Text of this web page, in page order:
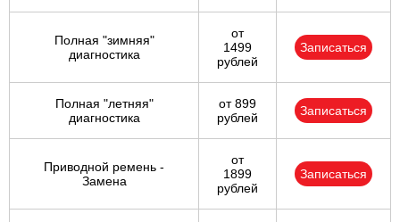
Полная "зимняя"
диагностика
от
1499
рублей
Записаться
Полная "летняя"
диагностика
от 899
рублей
Записаться
Приводной ремень -
Замена
от
1899
рублей
Записаться